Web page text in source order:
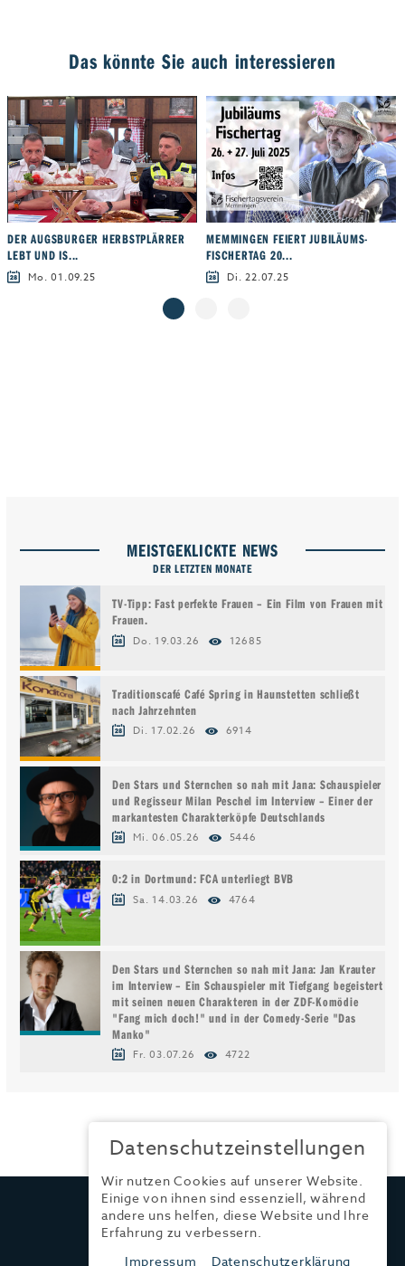
Das könnte Sie auch interessieren
DER AUGSBURGER HERBSTPLÄRRER
LEBT UND IS...
Mo. 01.09.25
MEMMINGEN FEIERT JUBILÄUMS-
FISCHERTAG 20...
Di. 22.07.25
MEISTGEKLICKTE NEWS
DER LETZTEN MONATE
TV-Tipp: Fast perfekte Frauen – Ein Film von Frauen mit
Frauen.
Do. 19.03.26 12685
Traditionscafé Café Spring in Haunstetten schließt
nach Jahrzehnten
Di. 17.02.26 6914
Den Stars und Sternchen so nah mit Jana: Schauspieler
und Regisseur Milan Peschel im Interview – Einer der
markantesten Charakterköpfe Deutschlands
Mi. 06.05.26 5446
0:2 in Dortmund: FCA unterliegt BVB
Sa. 14.03.26 4764
Den Stars und Sternchen so nah mit Jana: Jan Krauter
im Interview – Ein Schauspieler mit Tiefgang begeistert
mit seinen neuen Charakteren in der ZDF-Komödie
"Fang mich doch!" und in der Comedy-Serie "Das
Manko"
Fr. 03.07.26 4722
TRENDYONE
Ad can do GmbH & Co. KG
Kurzes Geländ 8 a | 86156 Augsburg
Datenschutzeinstellungen
Wir nutzen Cookies auf unserer Website.
Einige von ihnen sind essenziell, während
andere uns helfen, diese Website und Ihre
Erfahrung zu verbessern.
Impressum
Datenschutzerklärung